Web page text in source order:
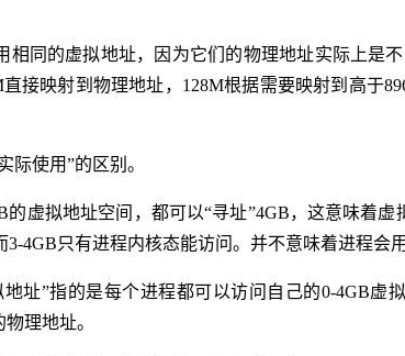
相同的虚拟地址，因为它们的物理地址实际上是
接映射到物理地址，128M根据需要映射到高于
际使用”的区别。
的虚拟地址空间，都可以“寻址”4GB，这意味着虚
4GB只有进程内核态能访问。并不意味着进程会
址”指的是每个进程都可以访问自己的0-4GB虚
理地址。